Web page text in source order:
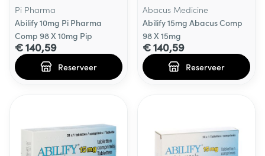
Pi Pharma
Abilify 10mg Pi Pharma
Comp 98 X 10mg Pip
€ 140,59
Reserveer
Abacus Medicine
Abilify 15mg Abacus Comp
98 X 15mg
€ 140,59
Reserveer